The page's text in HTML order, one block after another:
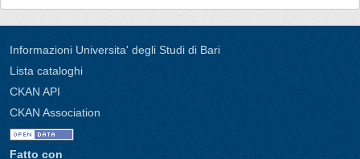
Informazioni Universita' degli Studi di Bari
Lista cataloghi
CKAN API
CKAN Association
Fatto con